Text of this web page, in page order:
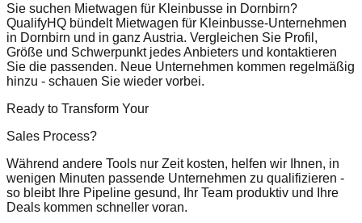
Sie suchen Mietwagen für Kleinbusse in Dornbirn?
QualifyHQ bündelt Mietwagen für Kleinbusse-Unternehmen
in Dornbirn und in ganz Austria. Vergleichen Sie Profil,
Größe und Schwerpunkt jedes Anbieters und kontaktieren
Sie die passenden. Neue Unternehmen kommen regelmäßig
hinzu - schauen Sie wieder vorbei.
Ready to Transform Your
Sales Process?
Während andere Tools nur Zeit kosten, helfen wir Ihnen, in
wenigen Minuten passende Unternehmen zu qualifizieren -
so bleibt Ihre Pipeline gesund, Ihr Team produktiv und Ihre
Deals kommen schneller voran.